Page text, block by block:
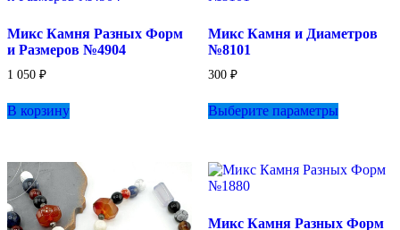
на
на
Микс Камня Разных Форм
и Размеров №4904
1 050 ₽
В корзину
Микс Камня и Диаметров
№8101
300 ₽
Выберите параметрытовар
Опции
на
Микс Камня Разных Форм